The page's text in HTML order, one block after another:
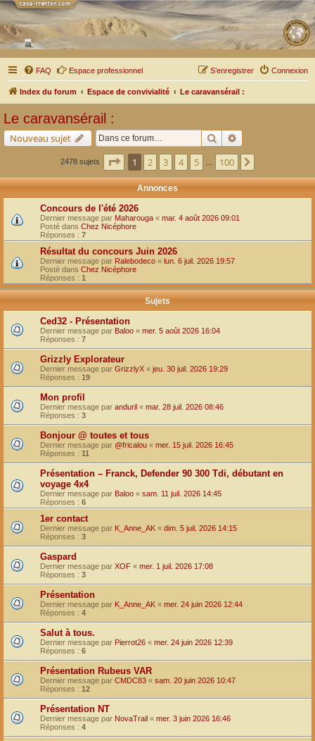
FAQ Espace professionnel Connexion
S’enregistrer
Index du forum Espace de convivialité Le caravansérail :
Le caravansérail :
Nouveau sujet Rechercher
2478 sujets Page sur100
1 2 3 4 5 100
Annonces
Concours de l'été 2026
Dernier message par Maharouga « mar. 4 août 2026 09:01
Posté dans Chez Nicéphore
Réponses : 7
Résultat du concours Juin 2026
Dernier message par Ralebodeco « lun. 6 juil. 2026 19:57
Posté dans Chez Nicéphore
Réponses : 1
Sujets
Ced32 - Présentation
Dernier message par Baloo « mer. 5 août 2026 16:04
Réponses : 7
Grizzly Explorateur
Dernier message par GrizzlyX « jeu. 30 juil. 2026 19:29
Réponses : 19
Mon profil
Dernier message par anduril « mar. 28 juil. 2026 08:46
Réponses : 3
Bonjour @ toutes et tous
Dernier message par @fricalou « mer. 15 juil. 2026 16:45
Réponses : 11
Présentation – Franck, Defender 90 300 Tdi, débutant en
voyage 4x4
Dernier message par Baloo « sam. 11 juil. 2026 14:45
Réponses : 6
1er contact
Dernier message par K_Anne_AK « dim. 5 juil. 2026 14:15
Réponses : 3
Gaspard
Dernier message par XOF « mer. 1 juil. 2026 17:08
Réponses : 3
Présentation
Dernier message par K_Anne_AK « mer. 24 juin 2026 12:44
Réponses : 4
Salut à tous.
Dernier message par Pierrot26 « mer. 24 juin 2026 12:39
Réponses : 6
Présentation Rubeus VAR
Dernier message par CMDC83 « sam. 20 juin 2026 10:47
Réponses : 12
Présentation NT
Dernier message par NovaTrail « mer. 3 juin 2026 16:46
Réponses : 4